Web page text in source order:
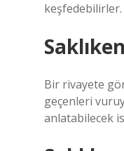
keşfedebilirler.
Bir rivayete
geçenleri
anlatabilecek